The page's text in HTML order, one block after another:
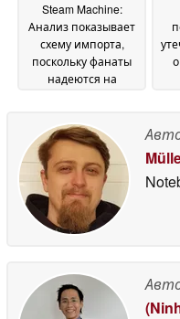
Steam Machine:
Анализ показывает
схему импорта,
поскольку фанаты
надеются на
2026